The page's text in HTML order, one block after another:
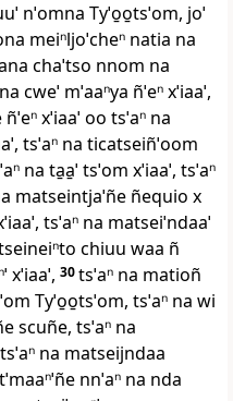
nˈomna Tyˈo̱o̱tsˈom, joˈ
meiⁿljoˈcheⁿ natia na
chaˈtso nnom na
cweˈ mˈaaⁿya ñˈeⁿ xˈiaaˈ,
xˈiaaˈ oo tsˈaⁿ na
tsˈaⁿ na ticatseiñˈoom
na ta̱a̱ˈ tsˈom xˈiaaˈ, tsˈaⁿ
matseintjaˈñe ñequio x
tsˈaⁿ na matseiˈndaaˈ
chiuu waa ñ
30tsˈaⁿ na matioñ
Tyˈo̱o̱tsˈom, tsˈaⁿ na wi
scuñe, tsˈaⁿ na
na matseijndaa
nnˈaⁿ na nda